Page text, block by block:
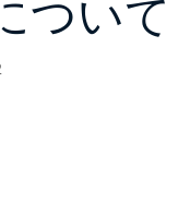
ついて